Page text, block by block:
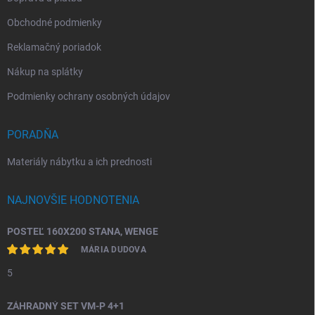
Obchodné podmienky
Reklamačný poriadok
Nákup na splátky
Podmienky ochrany osobných údajov
PORADŇA
Materiály nábytku a ich prednosti
NAJNOVŠIE HODNOTENIA
POSTEĽ 160X200 STANA, WENGE
MÁRIA DUDOVA
5
ZÁHRADNÝ SET VM-P 4+1